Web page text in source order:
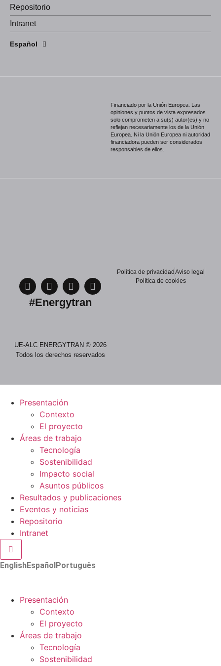
Repositorio
Intranet
Español
English
Português
Financiado por la Unión Europea. Las
opiniones y puntos de vista expresados
solo comprometen a su(s) autor(es) y no
reflejan necesariamente los de la Unión
Europea. Ni la Unión Europea ni autoridad
financiadora pueden ser considerados
responsables de ellos.
#Energytran
UE-ALC ENERGYTRAN © 2026
Todos los derechos reservados
Política de privacidad Aviso legal
Política de cookies
Presentación
Contexto
El proyecto
Áreas de trabajo
Tecnología
Sostenibilidad
Impacto social
Asuntos públicos
Resultados y publicaciones
Eventos y noticias
Repositorio
Intranet
Menú conmutador hamburguesa
EnglishEspañolPortuguês
Presentación
Contexto
El proyecto
Áreas de trabajo
Tecnología
Sostenibilidad